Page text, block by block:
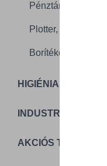
Pénztárgépszalag,
Plotter, etikett,
Borítékok és
HIGIÉNIA
INDUSTRIAL
AKCIÓS TERMÉKEK